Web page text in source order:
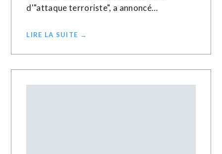
d'"attaque terroriste", a annoncé…
LIRE LA SUITE →